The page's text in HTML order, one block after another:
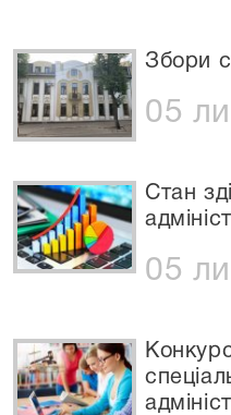
Збори
05
Стан
05